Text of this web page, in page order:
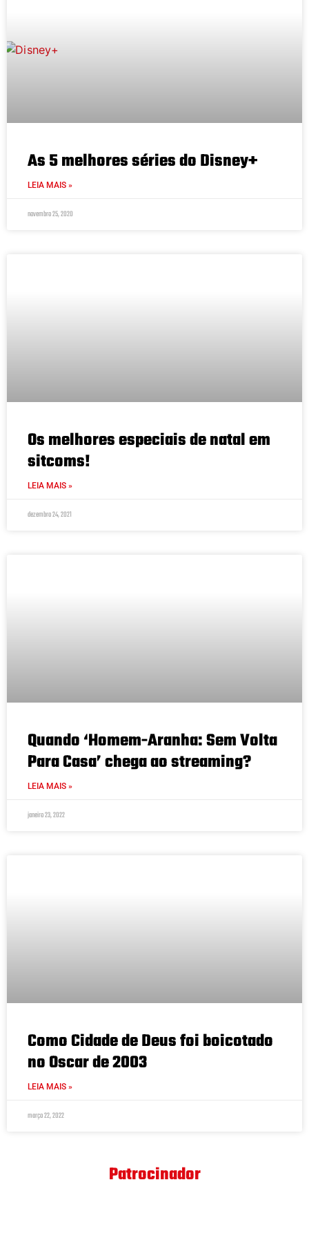
As 5 melhores séries do Disney+
LEIA MAIS »
novembro 25, 2020
Os melhores especiais de natal em
sitcoms!
LEIA MAIS »
dezembro 24, 2021
Quando ‘Homem-Aranha: Sem Volta
Para Casa’ chega ao streaming?
LEIA MAIS »
janeiro 23, 2022
Como Cidade de Deus foi boicotado
no Oscar de 2003
LEIA MAIS »
março 22, 2022
Patrocinador